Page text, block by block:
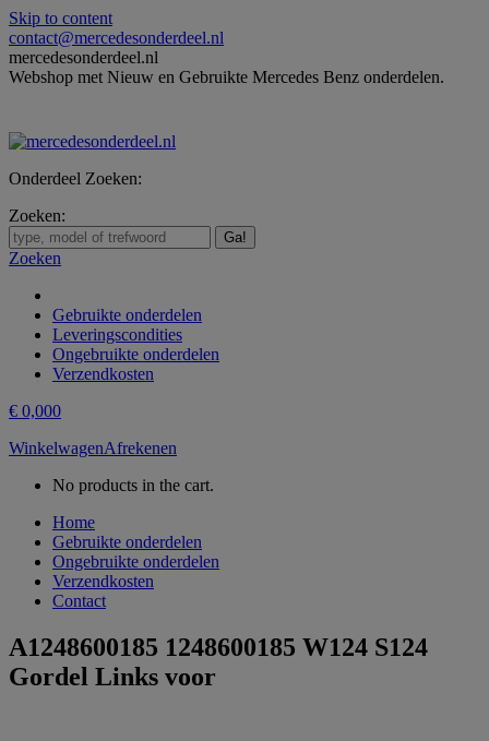
Skip to content
contact@mercedesonderdeel.nl
mercedesonderdeel.nl
Webshop met Nieuw en Gebruikte Mercedes Benz onderdelen.
Onderdeel Zoeken:
Zoeken:
Zoeken
Gebruikte onderdelen
Leveringscondities
Ongebruikte onderdelen
Verzendkosten
€ 0,000
WinkelwagenAfrekenen
No products in the cart.
Home
Gebruikte onderdelen
Ongebruikte onderdelen
Verzendkosten
Contact
A1248600185 1248600185 W124 S124
Gordel Links voor